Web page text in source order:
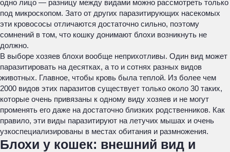
одно лицо — разницу между видами можно рассмотреть только
под микроскопом. Зато от других паразитирующих насекомых
эти кровососы отличаются достаточно сильно, поэтому
сомнений в том, что кошку донимают блохи возникнуть не
должно.
В выборе хозяев блохи вообще неприхотливы. Один вид может
паразитировать на десятках, а то и сотнях разных видов
животных. Главное, чтобы кровь была теплой. Из более чем
2000 видов этих паразитов существует только около 30 таких,
которые очень привязаны к одному виду хозяев и не могут
променять его даже на достаточно близких родственников. Как
правило, эти виды паразитируют на летучих мышах и очень
узкоспециализированы в местах обитания и размножения.
Блохи у кошек: внешний вид и